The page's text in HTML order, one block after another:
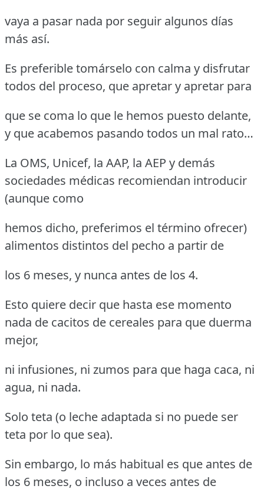
vaya a pasar nada por seguir algunos días
más así.
Es preferible tomárselo con calma y disfrutar
todos del proceso, que apretar y apretar para
que se coma lo que le hemos puesto delante,
y que acabemos pasando todos un mal rato…
La OMS, Unicef, la AAP, la AEP y demás
sociedades médicas recomiendan introducir
(aunque como
hemos dicho, preferimos el término ofrecer)
alimentos distintos del pecho a partir de
los 6 meses, y nunca antes de los 4.
Esto quiere decir que hasta ese momento
nada de cacitos de cereales para que duerma
mejor,
ni infusiones, ni zumos para que haga caca, ni
agua, ni nada.
Solo teta (o leche adaptada si no puede ser
teta por lo que sea).
Sin embargo, lo más habitual es que antes de
los 6 meses, o incluso a veces antes de